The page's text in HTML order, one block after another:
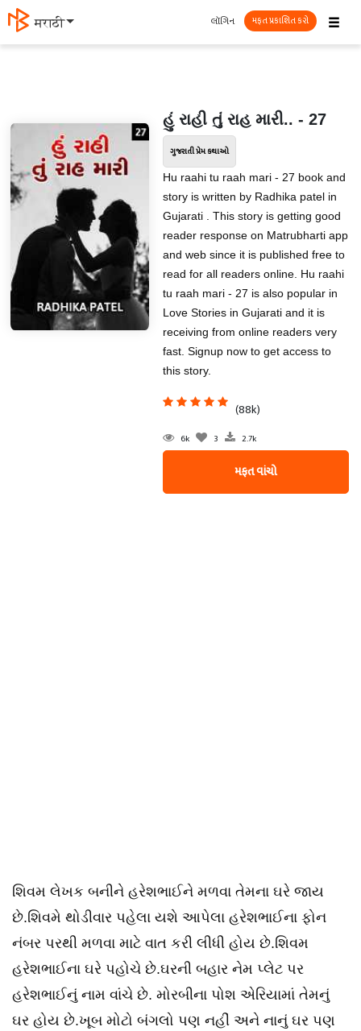
मराठी ☰
લૉગિન મફત પ્રકાશિત કરો
હું રાહી તું રાહ મારી.. - 27
ગુજરાતી પ્રેમ કથાઓ
Hu raahi tu raah mari - 27 book and
story is written by Radhika patel in
Gujarati . This story is getting good
reader response on Matrubharti app
and web since it is published free to
read for all readers online. Hu raahi
tu raah mari - 27 is also popular in
Love Stories in Gujarati and it is
receiving from online readers very
fast. Signup now to get access to
this story.
(88k)
6k 3 2.7k
મફત વાંચો
શિવમ લેખક બનીને હરેશભાઈને મળવા તેમના ઘરે જાય
છે.શિવમે થોડીવાર પહેલા યશે આપેલા હરેશભાઈના ફોન
નંબર પરથી મળવા માટે વાત કરી લીધી હોય છે.શિવમ
હરેશભાઈના ઘરે પહોચે છે.ઘરની બહાર નેમ પ્લેટ પર
હરેશભાઈનું નામ વાંચે છે. મોરબીના પોશ એરિયામાં તેમનું
ઘર હોય છે.ખૂબ મોટો બંગલો પણ નહીં અને નાનું ઘર પણ